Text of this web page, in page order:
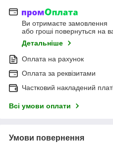
Ви отримаєте замовлення
або гроші повернуться на
Детальніше
Оплата на рахунок
Оплата за реквізитами
Частковий накладений
Всі умови оплати
Умови повернення